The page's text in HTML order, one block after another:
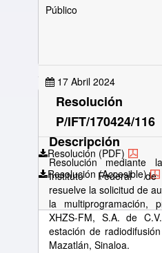
Público
17 Abril 2024
Resolución (PDF)
Resolución (Accesible)
Resolución
P/IFT/170424/116
Descripción
Resolución
Instituto Federal de
resuelve la solicitud de
la multiprogramación,
XHZS-FM, S.A. de
estación de
Mazatlán, Sinaloa.